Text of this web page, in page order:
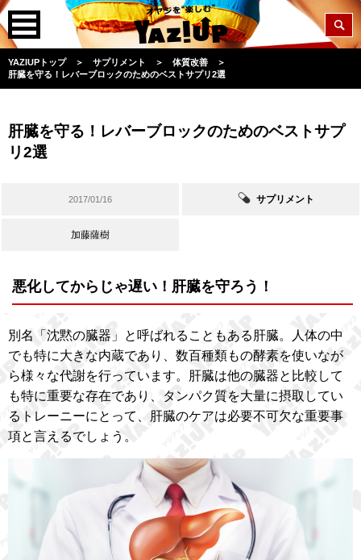
YAZIUPトップ ＞ サプリメント ＞ 体質改善
＞
肝臓を守る！レバーブロックのためのベストサプリ2選
肝臓を守る！レバーブロックのためのベストサプ
リ2選
2017/01/16 サプリメント
加藤薩樹
悪化してからじゃ遅い！肝臓を守ろう！
別名「沈黙の臓器」と呼ばれることもある肝臓。人体の中
でも特に大きな内蔵であり、数百種類もの酵素を使いなが
ら様々な代謝を行っています。肝臓は他の臓器と比較して
も特に重要な存在であり、タンパク質を大量に摂取してい
るトレーニーにとって、肝臓のケアは必要不可欠な重要事
項と言えるでしょう。